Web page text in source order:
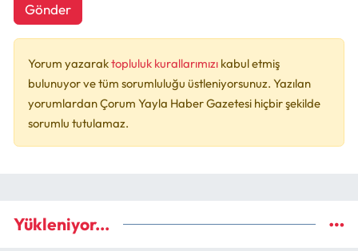
Gönder
Yorum yazaraktopluluk kurallarımızı kabul etmiş
bulunuyor ve tüm sorumluluğu üstleniyorsunuz. Yazılan
yorumlardan Çorum Yayla Haber Gazetesi hiçbir şekilde
sorumlu tutulamaz.
Yükleniyor...